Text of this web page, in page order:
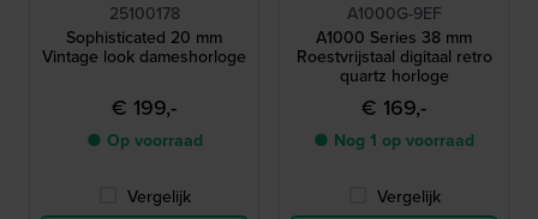
25100178
Sophisticated 20 mm
Vintage look dameshorloge
€ 199,-
● Op voorraad
Vergelijk
A1000G-9EF
A1000 Series 38 mm
Roestvrijstaal digitaal retro
quartz horloge
€ 169,-
● Nog 1 op voorraad
Vergelijk